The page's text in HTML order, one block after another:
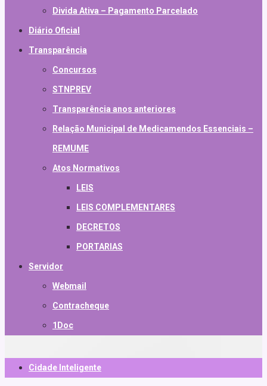
Divida Ativa – Pagamento Parcelado
Diário Oficial
Transparência
Concursos
STNPREV
Transparência anos anteriores
Relação Municipal de Medicamendos Essenciais –
REMUME
Atos Normativos
LEIS
LEIS COMPLEMENTARES
DECRETOS
PORTARIAS
Servidor
Webmail
Contracheque
1Doc
Cidade Inteligente